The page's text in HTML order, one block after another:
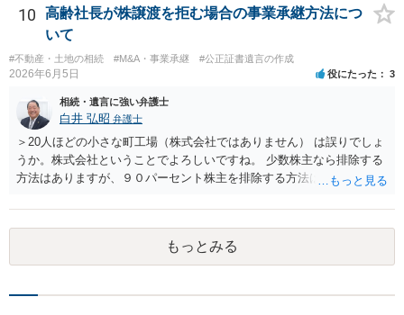
写しを添付して、期限を区切って書面で回答を求めることが考えられ
ます。それでも回答がない場合には、母親本人の意思能力や真意、兄
による不当な関与の有無も含めて、別の弁護士に資料（遺言書案、委
任状、母親の発言内容、弁護士との連絡履歴、兄とのやり取り等）を
示して相談した方がよいように思います。
は、相続人間で遺産分割協議により決める必要があります）。
10
高齢社長が株譲渡を拒む場合の事業承継方法につ
いて
#不動産・土地の相続 #M&A・事業承継 #公正証書遺言の作成
2026年6月5日 役にたった 3
相続・遺言に強い弁護士
白井 弘昭 弁護士
＞20人ほどの小さな町工場（株式会社ではありません） は誤りでしょ
うか。株式会社ということでよろしいですね。 少数株主なら排除する
方法はありますが、９０パーセント株主を排除する方法は現実的にあ
るか、家族を説得して承継させるかしかないでしょう。 また、出資者
がいれば、全員で会社を辞めて新たな会社を立ち上げることも考えら
れます。 それか、しばらく我慢して、社長が没した後に相続人から承
継させるしかないように思えます。 私見ながらご参考まで。
もっとみる